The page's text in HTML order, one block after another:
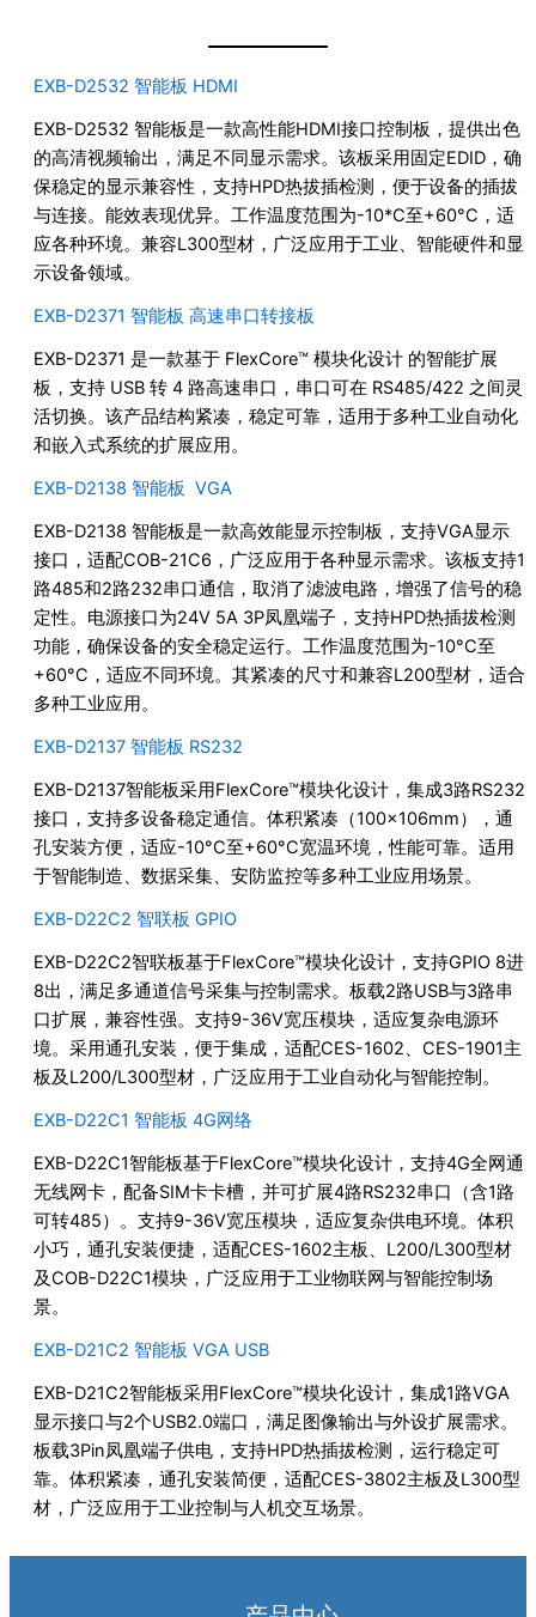
EXB-D2532 智能板 HDMI
EXB-D2532 智能板是一款高性能HDMI接口控制板，提供出色
的高清视频输出，满足不同显示需求。该板采用固定EDID，确
保稳定的显示兼容性，支持HPD热拔插检测，便于设备的插拔
与连接。能效表现优异。工作温度范围为-10*C至+60°C，适
应各种环境。兼容L300型材，广泛应用于工业、智能硬件和显
示设备领域。
EXB-D2371 智能板 高速串口转接板
EXB-D2371 是一款基于 FlexCore™ 模块化设计 的智能扩展
板，支持 USB 转 4 路高速串口，串口可在 RS485/422 之间灵
活切换。该产品结构紧凑，稳定可靠，适用于多种工业自动化
和嵌入式系统的扩展应用。
EXB-D2138 智能板 VGA
EXB-D2138 智能板是一款高效能显示控制板，支持VGA显示
接口，适配COB-21C6，广泛应用于各种显示需求。该板支持1
路485和2路232串口通信，取消了滤波电路，增强了信号的稳
定性。电源接口为24V 5A 3P凤凰端子，支持HPD热插拔检测
功能，确保设备的安全稳定运行。工作温度范围为-10°C至
+60°C，适应不同环境。其紧凑的尺寸和兼容L200型材，适合
多种工业应用。
EXB-D2137 智能板 RS232
EXB-D2137智能板采用FlexCore™模块化设计，集成3路RS232
接口，支持多设备稳定通信。体积紧凑（100×106mm），通
孔安装方便，适应-10°C至+60°C宽温环境，性能可靠。适用
于智能制造、数据采集、安防监控等多种工业应用场景。
EXB-D22C2 智联板 GPIO
EXB-D22C2智联板基于FlexCore™模块化设计，支持GPIO 8进
8出，满足多通道信号采集与控制需求。板载2路USB与3路串
口扩展，兼容性强。支持9-36V宽压模块，适应复杂电源环
境。采用通孔安装，便于集成，适配CES-1602、CES-1901主
板及L200/L300型材，广泛应用于工业自动化与智能控制。
EXB-D22C1 智能板 4G网络
EXB-D22C1智能板基于FlexCore™模块化设计，支持4G全网通
无线网卡，配备SIM卡卡槽，并可扩展4路RS232串口（含1路
可转485）。支持9-36V宽压模块，适应复杂供电环境。体积
小巧，通孔安装便捷，适配CES-1602主板、L200/L300型材
及COB-D22C1模块，广泛应用于工业物联网与智能控制场
景。
EXB-D21C2 智能板 VGA USB
EXB-D21C2智能板采用FlexCore™模块化设计，集成1路VGA
显示接口与2个USB2.0端口，满足图像输出与外设扩展需求。
板载3Pin凤凰端子供电，支持HPD热插拔检测，运行稳定可
靠。体积紧凑，通孔安装简便，适配CES-3802主板及L300型
材，广泛应用于工业控制与人机交互场景。